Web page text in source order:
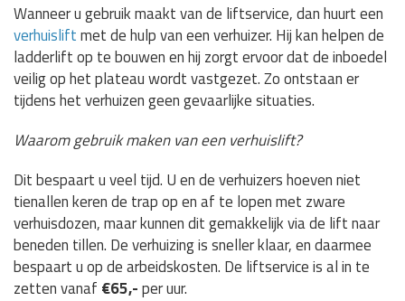
Wanneer u gebruik maakt van de liftservice, dan huurt een
verhuisliftmet de hulp van een verhuizer. Hij kan helpen de
ladderlift op te bouwen en hij zorgt ervoor dat de inboedel
veilig op het plateau wordt vastgezet. Zo ontstaan er
tijdens het verhuizen geen gevaarlijke situaties.
Waarom gebruik maken van een verhuislift?
Dit bespaart u veel tijd. U en de verhuizers hoeven niet
tienallen keren de trap op en af te lopen met zware
verhuisdozen, maar kunnen dit gemakkelijk via de lift naar
beneden tillen. De verhuizing is sneller klaar, en daarmee
bespaart u op de arbeidskosten. De liftservice is al in te
zetten vanaf €65,-per uur.